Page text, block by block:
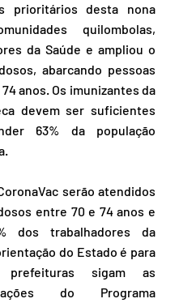
prioritários desta nona
quilombolas,
da Saúde e ampliou o
abarcando pessoas
anos. Os imunizantes da
devem ser suficientes
63% da população
serão atendidos
entre 70 e 74 anos e
dos trabalhadores da
do Estado é para
sigam as
do Programa